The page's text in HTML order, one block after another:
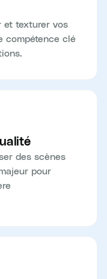
et texturer vos
compétence clé
des scènes
pour